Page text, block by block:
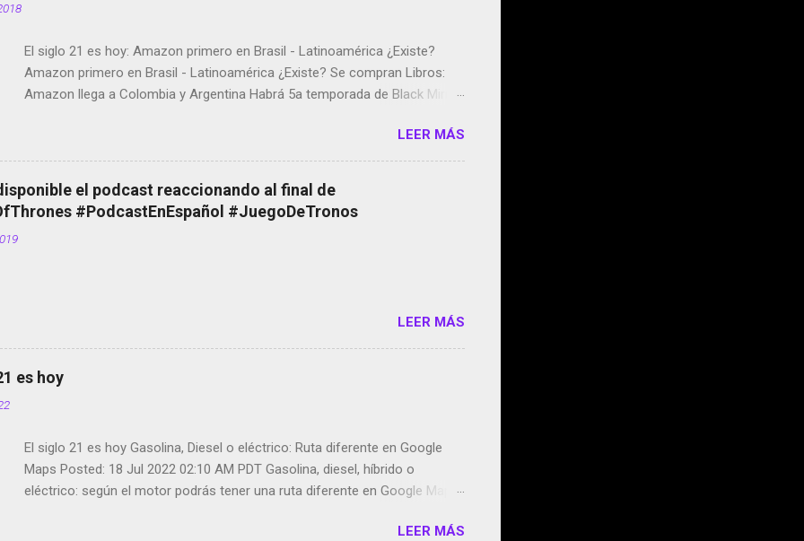
El siglo 21 es hoy: Amazon primero en Brasil - Latinoamérica ¿Existe?
Amazon primero en Brasil - Latinoamérica ¿Existe? Se compran Libros:
Amazon llega a Colombia y Argentina Habrá 5a temporada de Black Mirror
copyright en Instagram Música y vídeo selfies en la red social Riddley
Scott saca a Kevin Spacey de su película Francisco regaña a los que usan
el smartphone en sus misas La serie de la Tierra Media GoBee - StartUp
de bicicletas de alquiler Stop Motion en Instagram Vodafone: me siento
tumbado. Amazon Music: Chingo yo, chingas tu... http://amzn.to/2z1UkPK
LEER MÁS
el podcast reaccionando al final de
#PodcastEnEspañol #JuegoDeTronos
LEER MÁS
es hoy
El siglo 21 es hoy Gasolina, Diesel o eléctrico: Ruta diferente en Google
Maps Posted: 18 Jul 2022 02:10 AM PDT Gasolina, diesel, híbrido o
eléctrico: según el motor podrás tener una ruta diferente en Google Maps.
de esos sentidos es lo que hacen los desarrolladores de Alphabet, laLEER MÁS